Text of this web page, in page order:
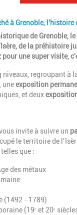
à Grenoble,
de Grenoble,
de la préhistoire
une super visite,
regroupant à
uneexposition
et deux
invite à suivre un
le territoire de
que :
des métaux
(1492 - 1789)
(19ᵉ et 20ᵉ